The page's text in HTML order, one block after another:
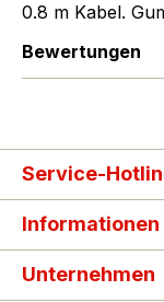
0.8 m Kabel.
Bewertungen
Service-
Informationen
Unternehmen